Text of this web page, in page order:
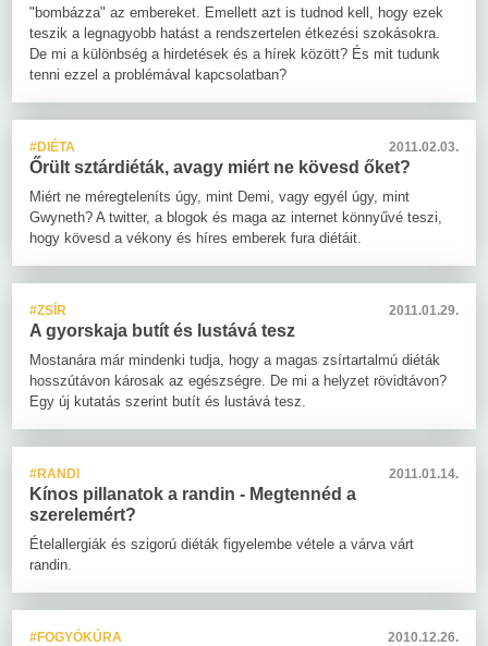
"bombázza" az embereket. Emellett azt is tudnod kell, hogy ezek
teszik a legnagyobb hatást a rendszertelen étkezési szokásokra.
De mi a különbség a hirdetések és a hírek között? És mit tudunk
tenni ezzel a problémával kapcsolatban?
#DIÉTA 2011.02.03.
Őrült sztárdiéták, avagy miért ne kövesd őket?
Miért ne méregteleníts úgy, mint Demi, vagy egyél úgy, mint
Gwyneth? A twitter, a blogok és maga az internet könnyűvé teszi,
hogy kövesd a vékony és híres emberek fura diétáit.
#ZSÍR 2011.01.29.
A gyorskaja butít és lustává tesz
Mostanára már mindenki tudja, hogy a magas zsírtartalmú diéták
hosszútávon károsak az egészségre. De mi a helyzet rövidtávon?
Egy új kutatás szerint butít és lustává tesz.
#RANDI 2011.01.14.
Kínos pillanatok a randin - Megtennéd a
szerelemért?
Ételallergiák és szigorú diéták figyelembe vétele a várva várt
randin.
#FOGYÓKÚRA 2010.12.26.